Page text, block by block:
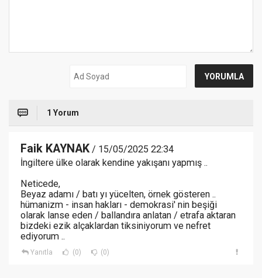
1 Yorum
Faik KAYNAK/ 15/05/2025 22:34
İngiltere ülke olarak kendine yakışanı yapmış ..
Neticede,
Beyaz adamı / batı yı yücelten, örnek gösteren ..
hümanizm - insan hakları - demokrasi' nin beşiği
olarak lanse eden / ballandıra anlatan / etrafa aktaran
bizdeki ezik alçaklardan tiksiniyorum ve nefret
ediyorum ..
Yanıtla (0) (0)